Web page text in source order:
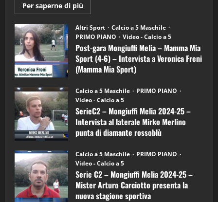
Per saperne di più
informazioni
Post-
gara
Mongiuffi
Melia
–
Mamma
Mia
Sport
6)
–
Intervista
a
mister
Arturo
Carciotto
(Mongiuffi
Altri Sport
Calcio a 5 Maschile
PRIMO PIANO
Video - Calcio a 5
Post-gara Mongiuffi Melia – Mamma Mia
Sport (4-6) – Intervista a Veronica Freni
(Mamma Mia Sport)
Calcio a 5 Maschile
PRIMO PIANO
Video - Calcio a 5
SerieC2 – Mongiuffi Melia 2024-25 –
Intervista al laterale Mirko Merlino
punta di diamante rossoblù
Calcio a 5 Maschile
PRIMO PIANO
Video - Calcio a 5
Serie C2 – Mongiuffi Melia 2024-25 –
Mister Arturo Carciotto presenta la
nuova stagione sportiva
3
"SportEmpire" in Podcast
“SportEmpire” in Podcast: 28^ Puntata
(Martedi 21 Aprile 2026)
21/04/2026
4
“SportEmpire” in Podcast: 27^ Puntata
(Martedi 14 Aprile 2026)
15/04/2026
5
“SportEmpire” in Podcast: 26^ Puntata
(Martedi 07 Aprile 2026)
08/04/2026